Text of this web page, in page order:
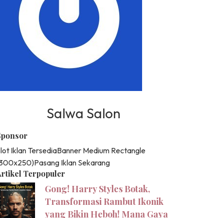
Salwa Salon
Iklan TersediaBanner Medium Rectangle
Pasang Iklan Sekarang
Terpopuler
Gong! Harry Styles Botak,
Transformasi Rambut Ikonik
yang Bikin Heboh! Mana Gaya